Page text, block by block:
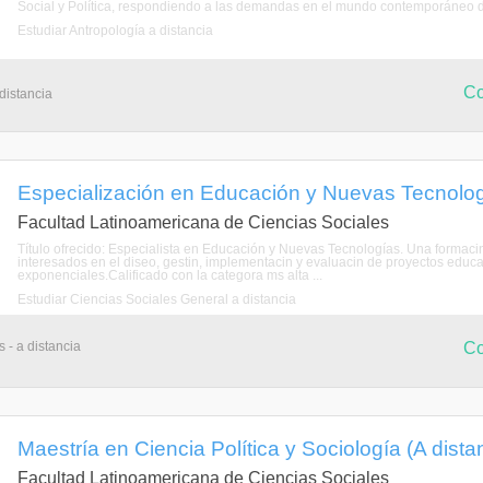
Social y Política, respondiendo a las demandas en el mundo contemporáneo
Estudiar Antropología a distancia
Especialización en Educación y Nuevas
Facultad Latinoamericana de Ciencias Sociales
Título ofrecido: Especialista en Educación y Nuevas Tecnologías. Una
interesados en el diseo, gestin, implementacin y evaluacin de proyectos
exponenciales.Calificado con la categora ms alta ...
Estudiar Ciencias Sociales General a distancia
- a distancia
Maestría en Ciencia Política y Sociología (A
Facultad Latinoamericana de Ciencias Sociales